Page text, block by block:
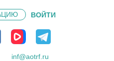
ВОЙТИ
inf@aotrf.ru